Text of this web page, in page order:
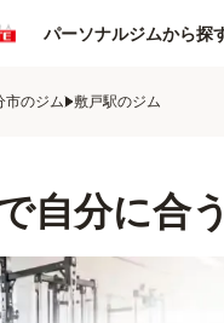
パーソナルジムから探
市のジム 敷戸駅のジム
自分に合